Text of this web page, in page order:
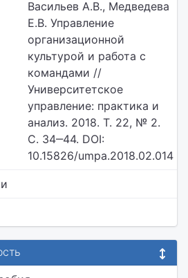
Васильев А.В., Медведева
Е.В. Управление
организационной
культурой и работа с
командами //
Университетское
управление: практика и
анализ. 2018. Т. 22, № 2.
С. 34‒44. DOI:
10.15826/umpa.2018.02.014